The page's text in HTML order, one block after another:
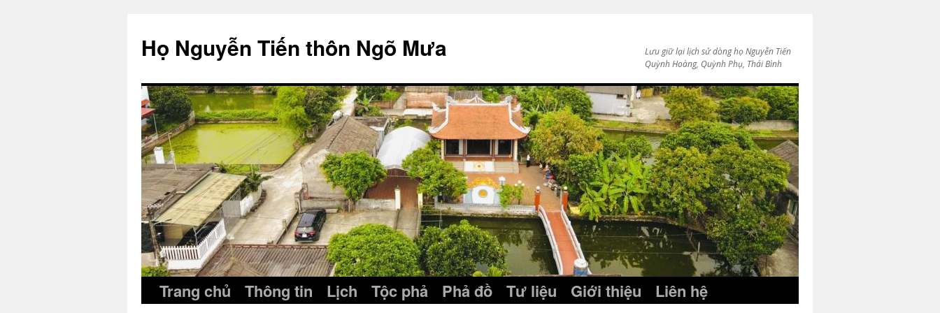
content
Họ Nguyễn Tiến thôn Ngõ Mưa
Lưu giữ lại lịch sử dòng họ Nguyễn Tiến
Quỳnh Hoàng, Quỳnh Phụ, Thái Bình
Trang chủ Thông tin Lịch Tộc phả Phả đồ Tư liệu Giới thiệu Liên hệ